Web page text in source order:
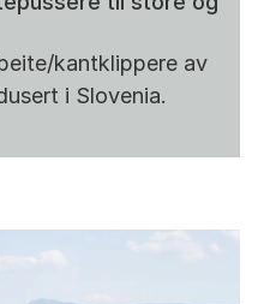
kantklippere av
i Slovenia.